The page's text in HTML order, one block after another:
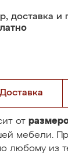
доставка и
Доставка
от
мебели.
любому из